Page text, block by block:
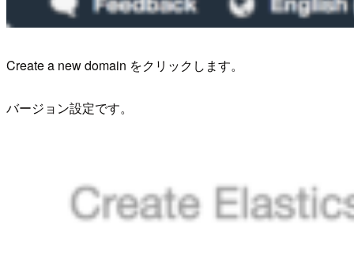
Create a new domain をクリックします。
バージョン設定です。